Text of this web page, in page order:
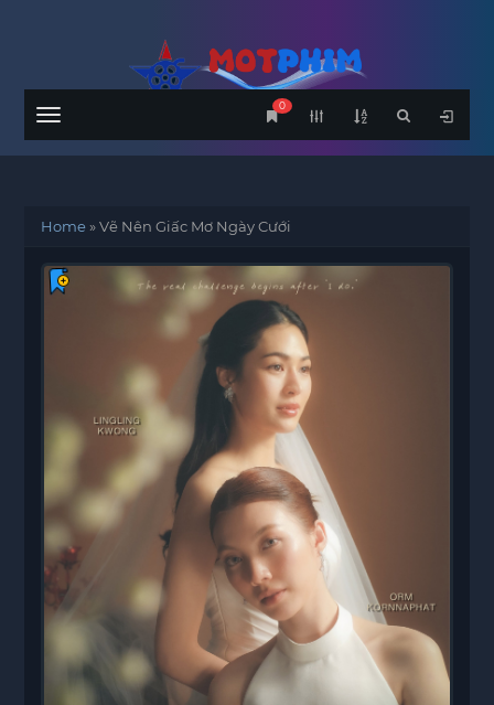
Menu
0
Home»Vẽ Nên Giấc Mơ Ngày Cưới